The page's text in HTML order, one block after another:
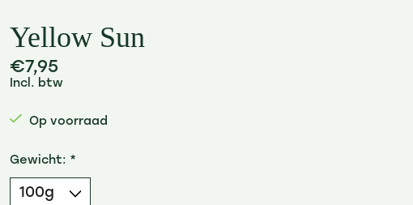
Yellow Sun
€7,95
Incl. btw
Op voorraad
Gewicht: *